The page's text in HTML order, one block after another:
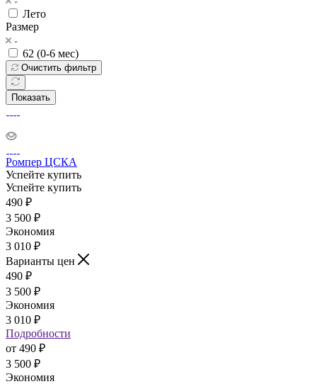
Лето
Размер
62 (0-6 мес)
Очистить фильтр
Показать
Ромпер ЦСКА
Успейте купить
Успейте купить
490 ₽
3 500 ₽
Экономия
3 010 ₽
Варианты цен
490 ₽
3 500 ₽
Экономия
3 010 ₽
Подробности
от 490 ₽
3 500 ₽
Экономия